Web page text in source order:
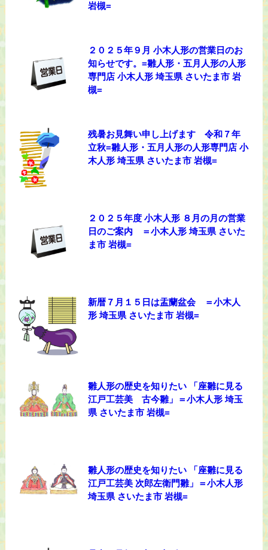
岩槻=
２０２５年９月 小木人形の営業日のお
知らせです。=雛人形・五月人形の人形
専門店 小木人形 埼玉県 さいたま市 岩
槻=
残暑お見舞い申し上げます 令和７年
立秋=雛人形・五月人形の人形専門店 小
木人形 埼玉県 さいたま市 岩槻=
２０２５年度 小木人形 ８月の月の営業
日のご案内 ＝小木人形 埼玉県 さいた
ま市 岩槻=
新暦７月１５日は盂蘭盆会 ＝小木人
形 埼玉県 さいたま市 岩槻=
雛人形の歴史を知りたい 「座雛に見る
江戸工芸美 古今雛」＝小木人形 埼玉
県 さいたま市 岩槻=
雛人形の歴史を知りたい 「座雛に見る
江戸工芸美 次郎左衛門雛」＝小木人形
埼玉県 さいたま市 岩槻=